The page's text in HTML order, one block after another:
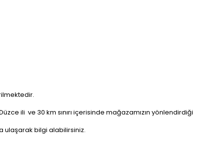
ili ve 30 km sınırı içerisinde mağazamızın yönlendirdiği
ulaşarak bilgi alabilirsiniz.